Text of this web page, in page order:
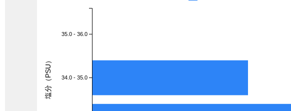
35.0 - 36.0
34.0 - 35.0
塩分（PSU）